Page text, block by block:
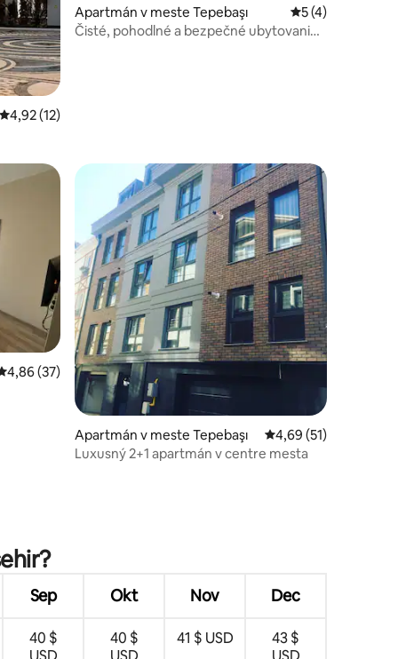
Priemerné ohodnotenie 4,92 z 5, počet hodnotení: 12
4,92 (12)
Apartmán v meste Tepebaşı Priemerné
5 (4)
Čisté, pohodlné a bezpečné ubytovanie
101
ohodnotenie 4,86 z 5, počet hodnotení: 37
4,86 (37)
Apartmán v meste Tepebaşı Priemerné
4,69 (51)
Luxusný 2+1 apartmán v centre mesta
Sep Okt Nov Dec
40 $
40 $
41 $ USD
43 $